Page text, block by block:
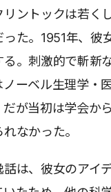
ントックは若く
た。1951年、彼
。刺激的で斬新
ノーベル生理学・
だが当初は学会か
なかった。
は、彼女のアイ